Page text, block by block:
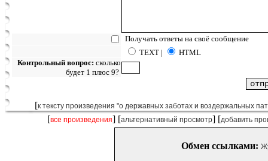
Получать ответы на своё сообщение
TEXT |
HTML
Контрольный вопрос: сколько
будет 1 плюс 9?
[к тексту произведения "о державных заботах и воздержальных
[все произведения] [альтернативный просмотр] [добавить
Обмен ссылками: